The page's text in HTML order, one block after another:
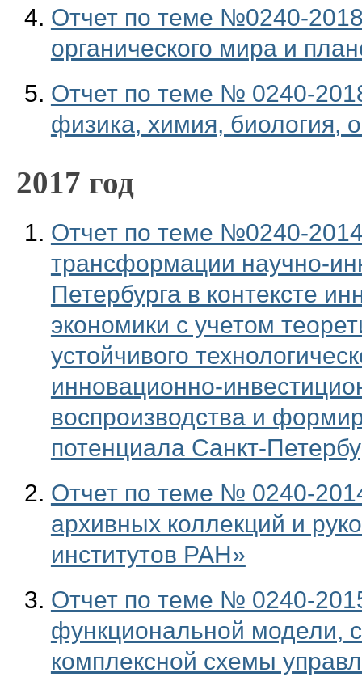
Отчет по теме №0240-
органического мира и
Отчет по теме № 0240-
физика, химия, биология,
2017 год
Отчет по теме №0240-
трансформации научно-
Петербурга в контексте
экономики с учетом
устойчивого
инновационно-
воспроизводства и
потенциала Санкт-
Отчет по теме № 0240-
архивных коллекций и
институтов РАН»
Отчет по теме № 0240-
функциональной модели,
комплексной схемы